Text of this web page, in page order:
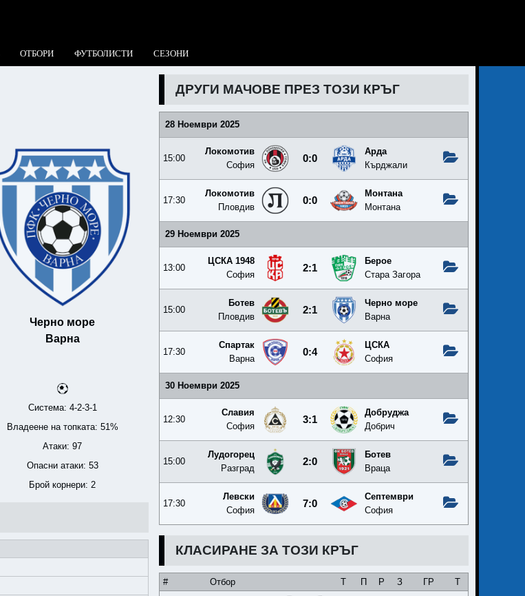
ОТБОРИ ФУТБОЛИСТИ СЕЗОНИ
ДРУГИ МАЧОВЕ ПРЕЗ ТОЗИ КРЪГ
28 Ноември 2025
15:00
Локомотив
София
0:0
Арда
Кърджали
17:30
Локомотив
Пловдив
0:0
Монтана
Монтана
29 Ноември 2025
13:00
ЦСКА 1948
София
2:1
Берое
Стара Загора
15:00
Ботев
Пловдив
2:1
Черно море
Варна
17:30
Спартак
Варна
0:4
ЦСКА
София
30 Ноември 2025
12:30
Славия
София
3:1
Добруджа
Добрич
15:00
Лудогорец
Разград
2:0
Ботев
Враца
17:30
Левски
София
7:0
Септември
София
КЛАСИРАНЕ ЗА ТОЗИ КРЪГ
# Отбор Т П Р З ГР
Т
Черно море
Варна
Система: 4-2-3-1
Владеене на топката: 51%
Атаки: 97
Опасни атаки: 53
Брой корнери: 2